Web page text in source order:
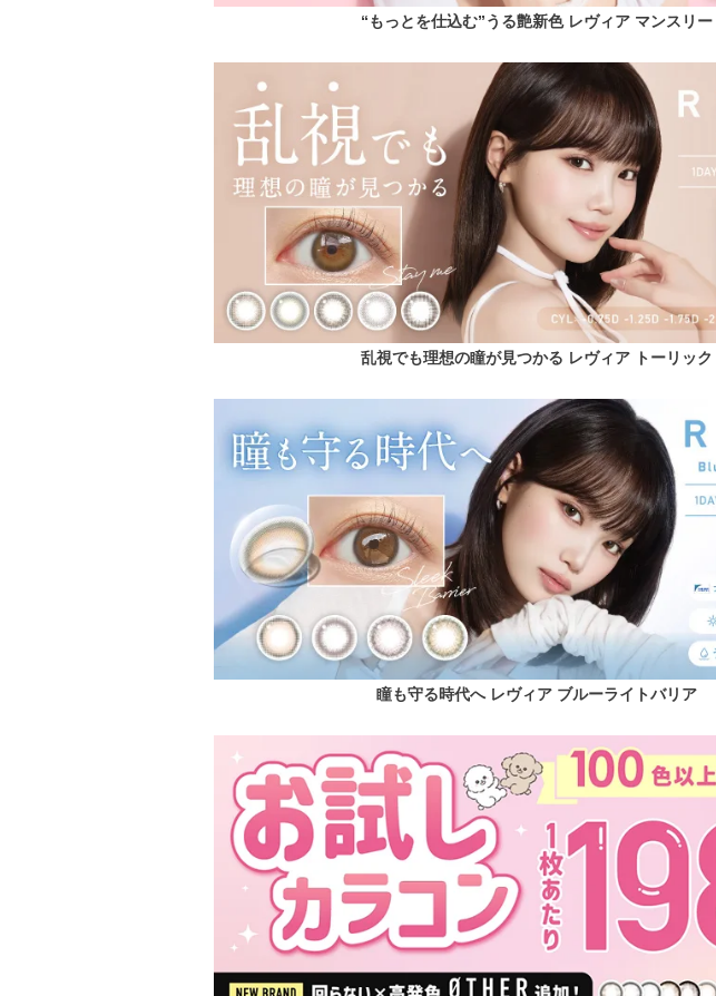
“もっとを仕込む”うる艶新色 レヴィア マンスリー
乱視でも理想の瞳が見つかる レヴィア トーリック
瞳も守る時代へ レヴィア ブルーライトバリア